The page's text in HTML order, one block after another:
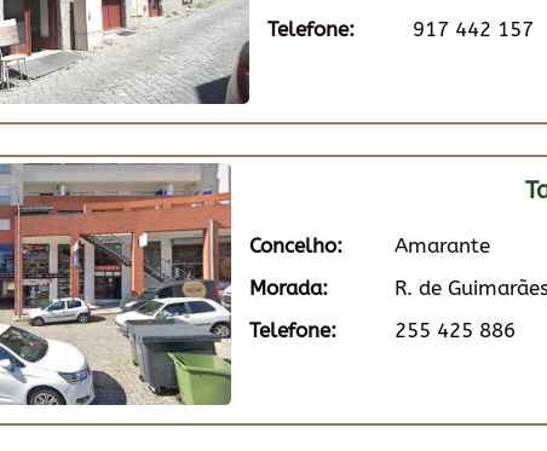
Telefone:
917 442 157
Concelho:
Amarante
Morada:
R. de
Telefone:
255 425 886